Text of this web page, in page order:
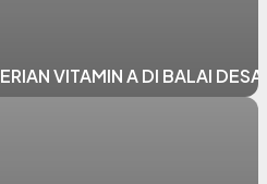
VITAMIN A DI BALAI DESA